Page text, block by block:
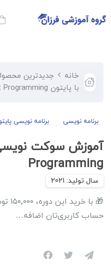
خانه جدیدترین
با پایتون Socket Programming
برنامه نویسی برنامه نویسی
Programming
🎁
حساب کاربری‌تان اضافه…